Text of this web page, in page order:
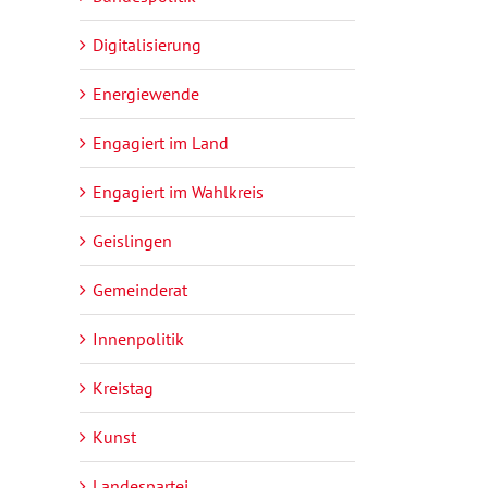
Digitalisierung
Energiewende
Engagiert im Land
Engagiert im Wahlkreis
Geislingen
Gemeinderat
Innenpolitik
Kreistag
Kunst